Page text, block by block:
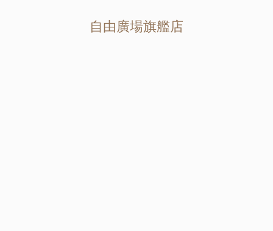
自由廣場旗艦店